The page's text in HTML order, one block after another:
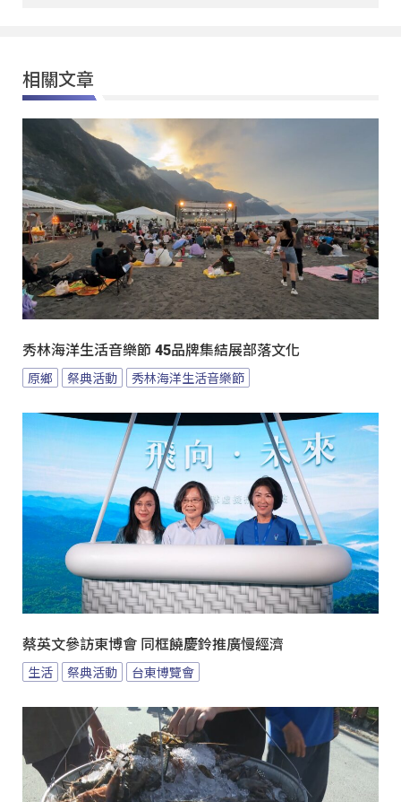
相關文章
秀林海洋生活音樂節 45品牌集結展部落文化
原鄉 祭典活動 秀林海洋生活音樂節
蔡英文參訪東博會 同框饒慶鈴推廣慢經濟
生活 祭典活動 台東博覽會